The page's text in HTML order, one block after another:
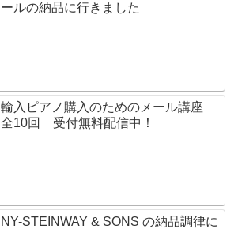
ールの納品に行きました
輸入ピアノ購入のためのメール講座
全10回 受付無料配信中！
NY-STEINWAY & SONS の納品調律に